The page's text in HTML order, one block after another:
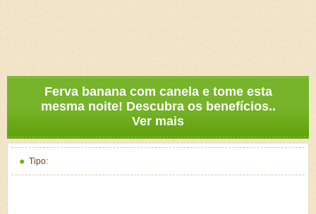
Ferva banana com canela e tome esta
mesma noite! Descubra os benefícios..
Ver mais
Tipo: